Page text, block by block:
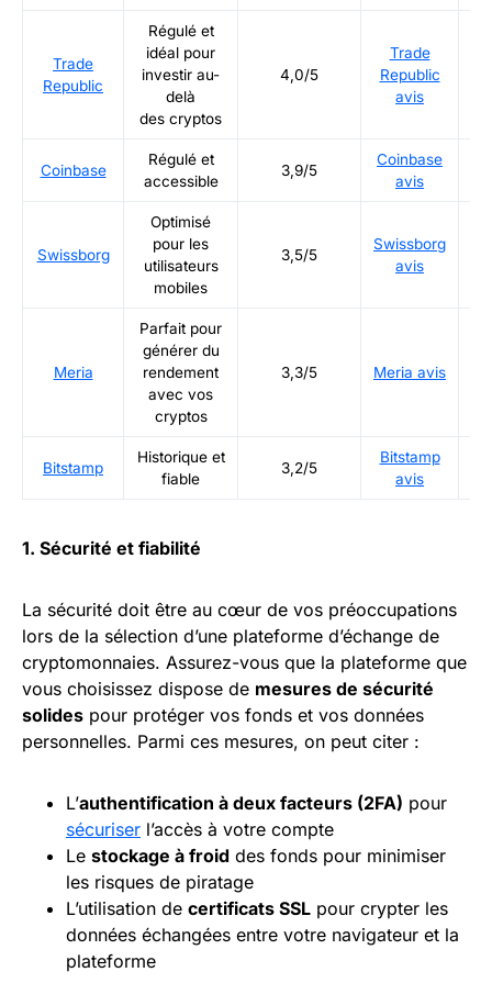
Trade
Republic
Régulé et
idéal pour
investir au-
delà
des cryptos
4,0/5
Trade
Republic
avis
Coinbase
Régulé et
accessible
3,9/5
Coinbase
avis
Swissborg
Optimisé
pour les
utilisateurs
mobiles
3,5/5
Swissborg
avis
Meria
Parfait pour
générer du
rendement
avec vos
cryptos
3,3/5 Meria avis
Bitstamp
Historique et
fiable
3,2/5
Bitstamp
avis
1. Sécurité et fiabilité
La sécurité doit être au cœur de vos préoccupations
lors de la sélection d’une plateforme d’échange de
cryptomonnaies. Assurez-vous que la plateforme que
vous choisissez dispose de mesures de sécurité
solides pour protéger vos fonds et vos données
personnelles. Parmi ces mesures, on peut citer :
L’authentification à deux facteurs (2FA) pour
sécuriser l’accès à votre compte
Le stockage à froid des fonds pour minimiser
les risques de piratage
L’utilisation de certificats SSL pour crypter les
données échangées entre votre navigateur et la
plateforme